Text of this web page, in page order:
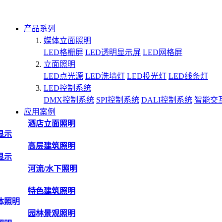
产品系列
媒体立面照明
LED格栅屏 LED透明显示屏 LED网格屏
立面照明
LED点光源 LED洗墙灯 LED投光灯 LED线条灯
LED控制系统
DMX控制系统 SPI控制系统 DALI控制系统 智能交
应用案例
示
示
照明
酒店立面照明
高层建筑照明
河流/水下照明
特色建筑照明
园林景观照明